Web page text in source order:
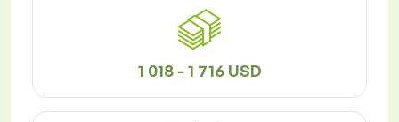
1 018 - 1 716 USD